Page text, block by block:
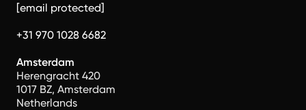
[email protected]
+31 970 1028 6682
Amsterdam
Herengracht 420
1017 BZ, Amsterdam
Netherlands